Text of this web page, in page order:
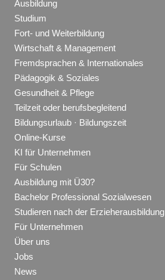
Ausbildung
Studium
Fort- und Weiterbildung
Wirtschaft & Management
Fremdsprachen & Internationales
Pädagogik & Soziales
Gesundheit & Pflege
Teilzeit oder berufsbegleitend
Bildungsurlaub · Bildungszeit
Online-Kurse
KI für Unternehmen
Für Schulen
Ausbildung mit Ü30?
Bachelor Professional Sozialwesen
Studieren nach der Erzieherausbildung
Für Unternehmen
Über uns
Jobs
News